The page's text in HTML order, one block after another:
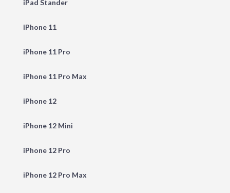
iPad Stander
iPhone 11
iPhone 11 Pro
iPhone 11 Pro Max
iPhone 12
iPhone 12 Mini
iPhone 12 Pro
iPhone 12 Pro Max